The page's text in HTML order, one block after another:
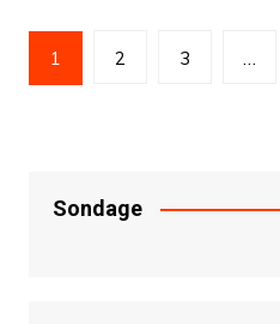
Pagination
des
1 2 3 …
Sondage